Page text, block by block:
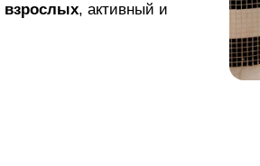
взрослых, активный и
и номеров Deluxe